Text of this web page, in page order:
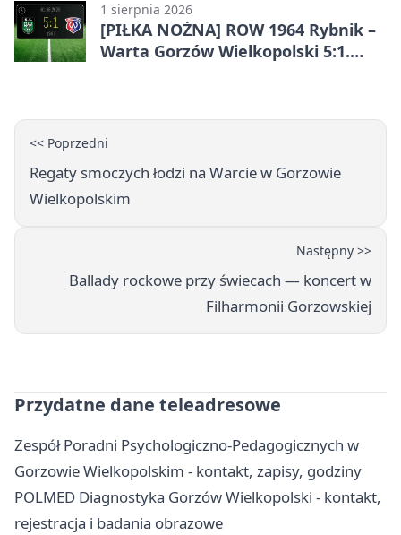
1 sierpnia 2026
[PIŁKA NOŻNA] ROW 1964 Rybnik –
Warta Gorzów Wielkopolski 5:1.
<< Poprzedni
Regaty smoczych łodzi na Warcie w Gorzowie
Wielkopolskim
Następny >>
Ballady rockowe przy świecach — koncert w
Filharmonii Gorzowskiej
Przydatne dane teleadresowe
Zespół Poradni Psychologiczno-Pedagogicznych w
Gorzowie Wielkopolskim - kontakt, zapisy, godziny
POLMED Diagnostyka Gorzów Wielkopolski - kontakt,
rejestracja i badania obrazowe